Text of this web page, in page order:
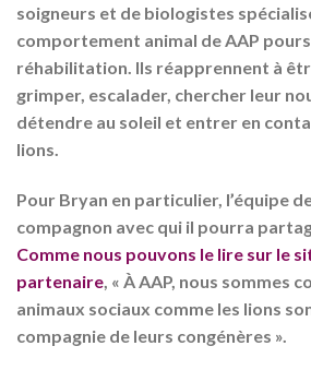
soigneurs et de biologistes
comportement animal de AAP
réhabilitation. Ils réapprennent à
grimper, escalader, chercher leur
détendre au soleil et entrer en
lions.
Pour Bryan en particulier, l’équipe
compagnon avec qui il pourra
Comme nous pouvons le lire sur le
partenaire , « À AAP, nous sommes
animaux sociaux comme les lions
compagnie de leurs congénères ».